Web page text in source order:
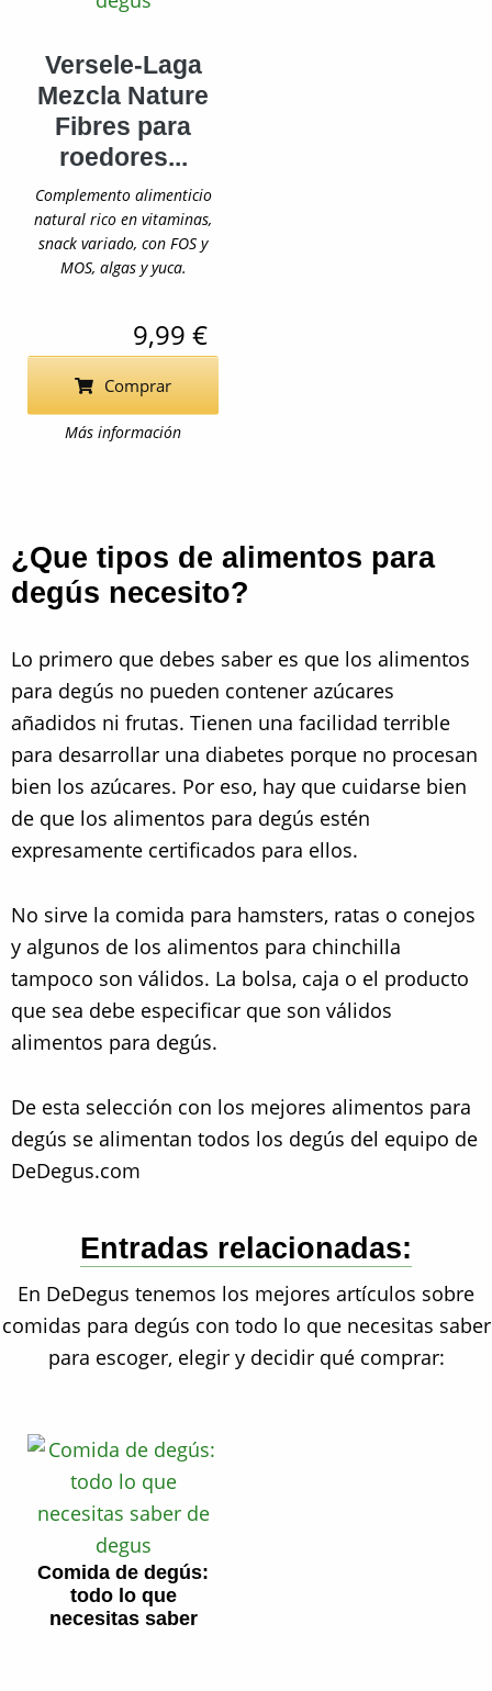
Versele-Laga
Mezcla Nature
Fibres para
roedores...
Complemento alimenticio
natural rico en vitaminas,
snack variado, con FOS y
MOS, algas y yuca.
9,99 €
Comprar
Más información
¿Que tipos de alimentos para
degús necesito?
Lo primero que debes saber es que los alimentos
para degús no pueden contener azúcares
añadidos ni frutas. Tienen una facilidad terrible
para desarrollar una diabetes porque no procesan
bien los azúcares. Por eso, hay que cuidarse bien
de que los alimentos para degús estén
expresamente certificados para ellos.
No sirve la comida para hamsters, ratas o conejos
y algunos de los alimentos para chinchilla
tampoco son válidos. La bolsa, caja o el producto
que sea debe especificar que son válidos
alimentos para degús.
De esta selección con los mejores alimentos para
degús se alimentan todos los degús del equipo de
DeDegus.com
Entradas relacionadas:
En DeDegus tenemos los mejores artículos sobre
comidas para degús con todo lo que necesitas saber
para escoger, elegir y decidir qué comprar:
Comida de degús:
todo lo que
necesitas saber